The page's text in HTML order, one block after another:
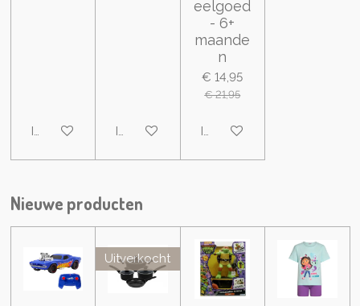
In winkelwagenIn winkelwagen
eelgoed
- 6+
maande
n
€ 14,95
€ 21,95
In winkelwagen
Nieuwe producten
Uitverkocht